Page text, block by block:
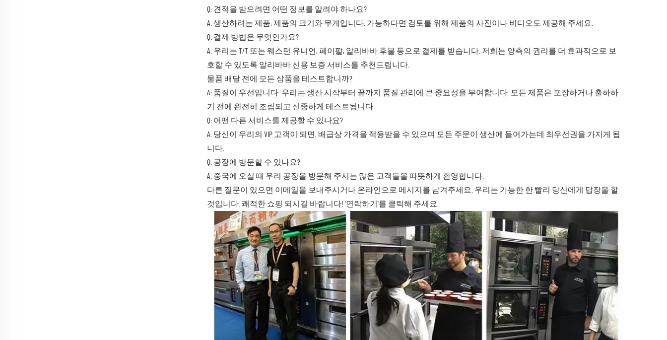
Q: 견적을 받으려면 어떤 정보를 알려야 하나요?
A: 생산하려는 제품: 제품의 크기와 무게입니다. 가능하다면 검토를 위해 제품의 사진이나 비디오도 제공해 주세요.
Q: 결제 방법은 무엇인가요?
A: 우리는 T/T 또는 웨스턴 유니언, 페이팔, 알리바바 후불 등으로 결제를 받습니다. 저희는 양측의 권리를 더 효과적으로 보
호할 수 있도록 알리바바 신용 보증 서비스를 추천드립니다.
물품 배달 전에 모든 상품을 테스트합니까?
A: 품질이 우선입니다. 우리는 생산 시작부터 끝까지 품질 관리에 큰 중요성을 부여합니다. 모든 제품은 포장하거나 출하하
기 전에 완전히 조립되고 신중하게 테스트됩니다.
Q: 어떤 다른 서비스를 제공할 수 있나요?
A: 당신이 우리의 VIP 고객이 되면, 배급상 가격을 적용받을 수 있으며 모든 주문이 생산에 들어가는데 최우선권을 가지게 됩
니다.
Q: 공장에 방문할 수 있나요?
A: 중국에 오실 때 우리 공장을 방문해 주시는 많은 고객들을 따뜻하게 환영합니다.
다른 질문이 있으면 이메일을 보내주시거나 온라인으로 메시지를 남겨주세요. 우리는 가능한 한 빨리 당신에게 답장을 할
것입니다. 쾌적한 쇼핑 되시길 바랍니다! '연락하기'를 클릭해 주세요.